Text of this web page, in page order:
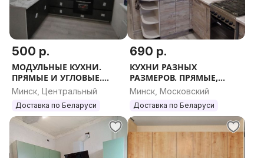
500 р.
МОДУЛЬНЫЕ КУХНИ.
ПРЯМЫЕ И УГЛОВЫЕ.
ЛЮБОЙ РАЗМЕР. КУХНЯ
НОВАЯ БЮДЖЕТНАЯ НА
ЗАКАЗ. КУХОННЫЙ
ГАРНИТУР.
Минск, Центральный
Доставка по Беларуси
690 р.
КУХНИ РАЗНЫХ
РАЗМЕРОВ. ПРЯМЫЕ,
УГЛОВЫЕ. 3Д ПРОЕКТ.
КУХНЯ НОВАЯ
БЮДЖЕТНАЯ. КУХОННЫЙ
ГАРНИТУР.
Минск, Московский
Доставка по Беларуси